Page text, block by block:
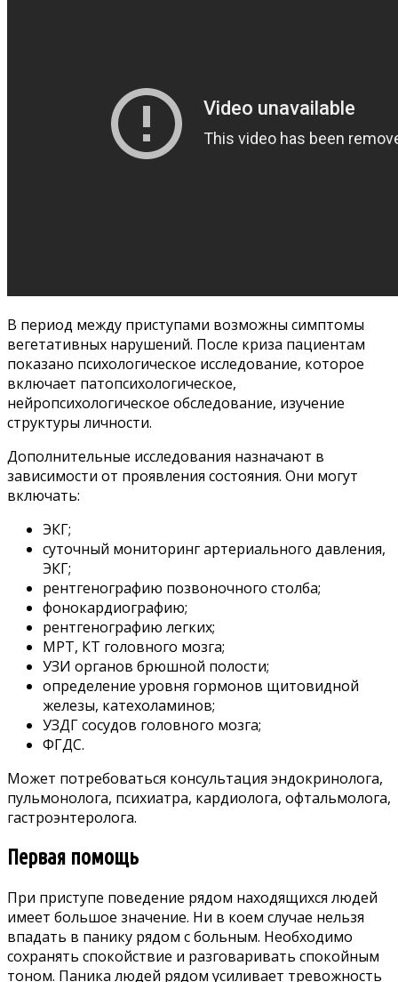
В период между приступами возможны симптомы
вегетативных нарушений. После криза пациентам
показано психологическое исследование, которое
включает патопсихологическое,
нейропсихологическое обследование, изучение
структуры личности.
Дополнительные исследования назначают в
зависимости от проявления состояния. Они могут
включать:
ЭКГ;
суточный мониторинг артериального давления,
ЭКГ;
рентгенографию позвоночного столба;
фонокардиографию;
рентгенографию легких;
МРТ, КТ головного мозга;
УЗИ органов брюшной полости;
определение уровня гормонов щитовидной
железы, катехоламинов;
УЗДГ сосудов головного мозга;
ФГДС.
Может потребоваться консультация эндокринолога,
пульмонолога, психиатра, кардиолога, офтальмолога,
гастроэнтеролога.
Первая помощь
При приступе поведение рядом находящихся людей
имеет большое значение. Ни в коем случае нельзя
впадать в панику рядом с больным. Необходимо
сохранять спокойствие и разговаривать спокойным
тоном. Паника людей рядом усиливает тревожность